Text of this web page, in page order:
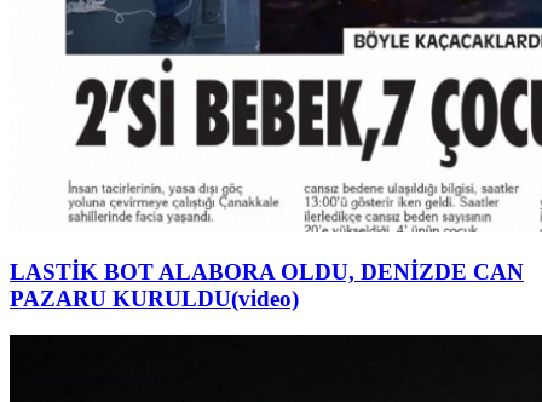
LASTİK BOT ALABORA OLDU, DENİZDE CAN
PAZARU KURULDU(video)